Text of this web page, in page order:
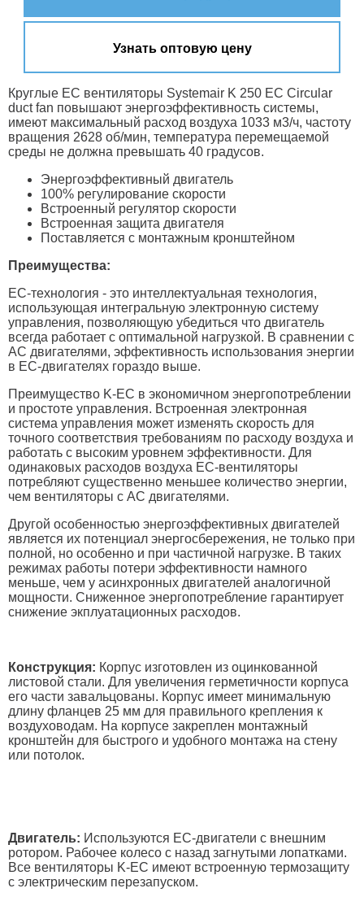
Узнать оптовую цену
Круглые EC вентиляторы Systemair K 250 EC Circular
duct fan повышают энергоэффективность системы,
имеют максимальный расход воздуха 1033 м3/ч, частоту
вращения 2628 об/мин, температура перемещаемой
среды не должна превышать 40 градусов.
Энергоэффективный двигатель
100% регулирование скорости
Встроенный регулятор скорости
Встроенная защита двигателя
Поставляется с монтажным кронштейном
Преимущества:
EC-технология - это интеллектуальная технология,
использующая интегральную электронную систему
управления, позволяющую убедиться что двигатель
всегда работает с оптимальной нагрузкой. В сравнении с
AC двигателями, эффективность использования энергии
в EC-двигателях гораздо выше.
Преимущество K-EC в экономичном энергопотреблении
и простоте управления. Встроенная электронная
система управления может изменять скорость для
точного соответствия требованиям по расходу воздуха и
работать с высоким уровнем эффективности. Для
одинаковых расходов воздуха EC-вентиляторы
потребляют существенно меньшее количество энергии,
чем вентиляторы с АС двигателями.
Другой особенностью энергоэффективных двигателей
является их потенциал энергосбережения, не только при
полной, но особенно и при частичной нагрузке. В таких
режимах работы потери эффективности намного
меньше, чем у асинхронных двигателей аналогичной
мощности. Сниженное энергопотребление гарантирует
снижение экплуатационных расходов.
Конструкция: Корпус изготовлен из оцинкованной
листовой стали. Для увеличения герметичности корпуса
его части завальцованы. Корпус имеет минимальную
длину фланцев 25 мм для правильного крепления к
воздуховодам. На корпусе закреплен монтажный
кронштейн для быстрого и удобного монтажа на стену
или потолок.
Двигатель: Используются EC-двигатели с внешним
ротором. Рабочее колесо с назад загнутыми лопатками.
Все вентиляторы K-EC имеют встроенную термозащиту
с электрическим перезапуском.